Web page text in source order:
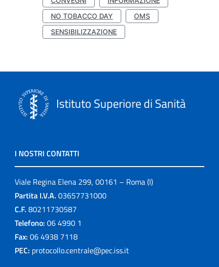
NO TOBACCO DAY
OMS
SENSIBILIZZAZIONE
Istituto Superiore di Sanità
I NOSTRI CONTATTI
Viale Regina Elena 299, 00161 – Roma (I)
Partita I.V.A. 03657731000
C.F. 80211730587
Telefono: 06 4990 1
Fax: 06 4938 7118
PEC: protocollo.centrale@pec.iss.it